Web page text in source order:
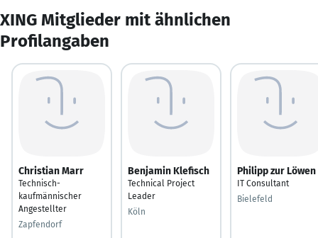
XING Mitglieder mit ähnlichen
Profilangaben
Christian Marr
Technisch-
kaufmännischer
Angestellter
Zapfendorf
Benjamin Klefisch
Technical Project
Leader
Köln
Philipp zur Löwen
IT Consultant
Bielefeld